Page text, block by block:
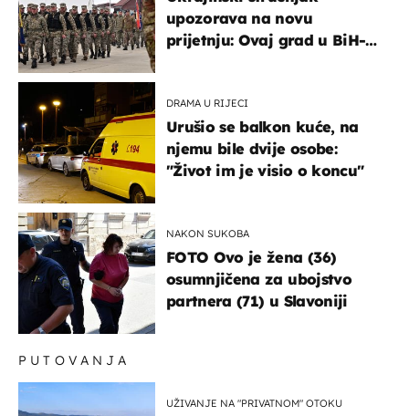
upozorava na novu
prijetnju: Ovaj grad u BiH-u
DRAMA U RIJECI
Urušio se balkon kuće, na
njemu bile dvije osobe:
"Život im je visio o koncu"
NAKON SUKOBA
FOTO Ovo je žena (36)
osumnjičena za ubojstvo
partnera (71) u Slavoniji
PUTOVANJA
UŽIVANJE NA "PRIVATNOM" OTOKU